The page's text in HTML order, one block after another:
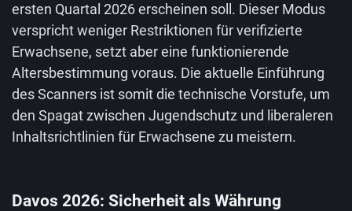
ersten Quartal 2026 erscheinen soll. Dieser Modus
verspricht weniger Restriktionen für verifizierte
Erwachsene, setzt aber eine funktionierende
Altersbestimmung voraus. Die aktuelle Einführung
des Scanners ist somit die technische Vorstufe, um
den Spagat zwischen Jugendschutz und liberaleren
Inhaltsrichtlinien für Erwachsene zu meistern.
Davos 2026: Sicherheit als Währung